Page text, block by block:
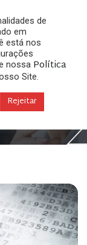
de
de
em
está nos
nossa Política
Site.
Rejeitar